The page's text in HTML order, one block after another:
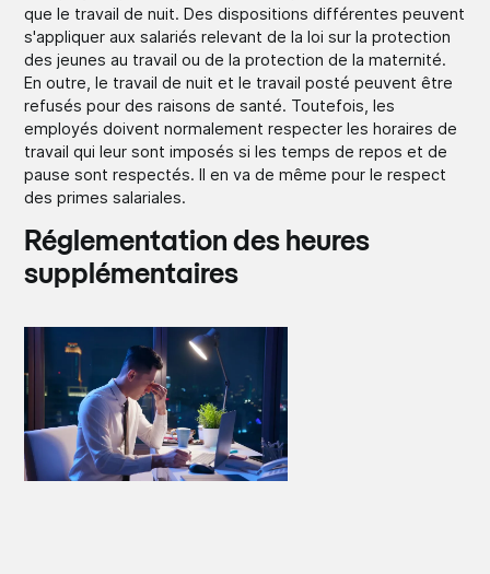
que le travail de nuit. Des dispositions différentes peuvent
s'appliquer aux salariés relevant de la loi sur la protection
des jeunes au travail ou de la protection de la maternité.
En outre, le travail de nuit et le travail posté peuvent être
refusés pour des raisons de santé. Toutefois, les
employés doivent normalement respecter les horaires de
travail qui leur sont imposés si les temps de repos et de
pause sont respectés. Il en va de même pour le respect
des primes salariales.
Réglementation des heures
supplémentaires